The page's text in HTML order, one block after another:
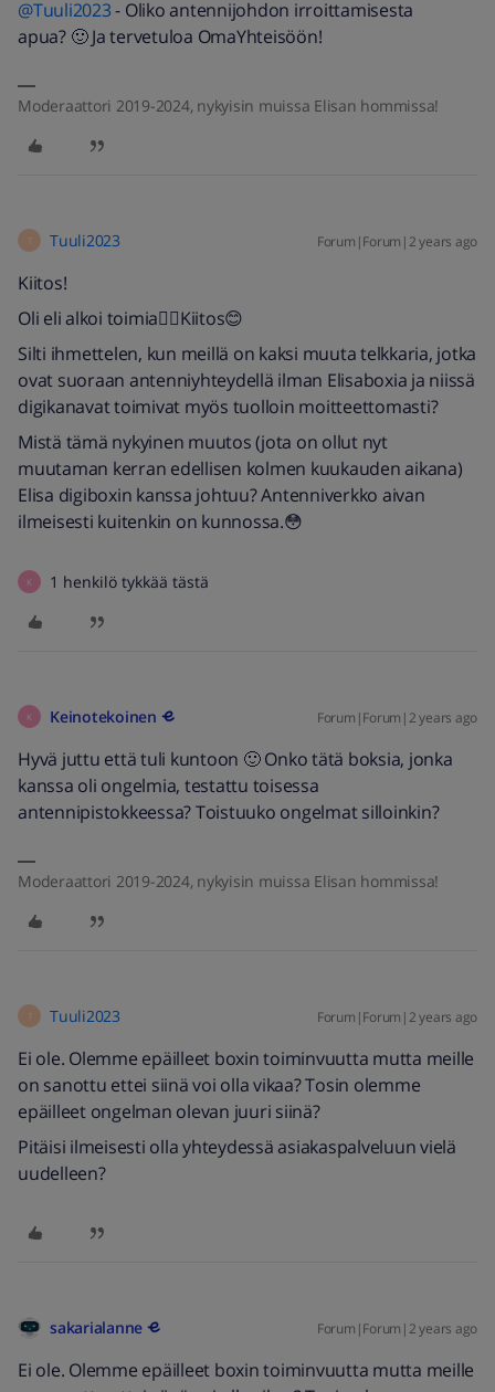
@Tuuli2023- Oliko antennijohdon irroittamisesta
apua? 🙂 Ja tervetuloa OmaYhteisöön!
Moderaattori 2019-2024, nykyisin muissa Elisan hommissa!
T Tuuli2023 Forum|Forum|2 years ago
Kiitos!
Oli eli alkoi toimia👍🏻Kiitos😊
Silti ihmettelen, kun meillä on kaksi muuta telkkaria, jotka
ovat suoraan antenniyhteydellä ilman Elisaboxia ja niissä
digikanavat toimivat myös tuolloin moitteettomasti?
Mistä tämä nykyinen muutos (jota on ollut nyt
muutaman kerran edellisen kolmen kuukauden aikana)
Elisa digiboxin kanssa johtuu? Antenniverkko aivan
ilmeisesti kuitenkin on kunnossa.😳
K 1 henkilö tykkää tästä
K Keinotekoinen Forum|Forum|2 years ago
Hyvä juttu että tuli kuntoon 🙂 Onko tätä boksia, jonka
kanssa oli ongelmia, testattu toisessa
antennipistokkeessa? Toistuuko ongelmat silloinkin?
Moderaattori 2019-2024, nykyisin muissa Elisan hommissa!
T Tuuli2023 Forum|Forum|2 years ago
Ei ole. Olemme epäilleet boxin toiminvuutta mutta meille
on sanottu ettei siinä voi olla vikaa? Tosin olemme
epäilleet ongelman olevan juuri siinä?
Pitäisi ilmeisesti olla yhteydessä asiakaspalveluun vielä
uudelleen?
sakarialanne Forum|Forum|2 years ago
Ei ole. Olemme epäilleet boxin toiminvuutta mutta meille